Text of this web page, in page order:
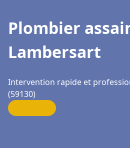
Plombier
Lambersart
Intervention rapide et
(59130)